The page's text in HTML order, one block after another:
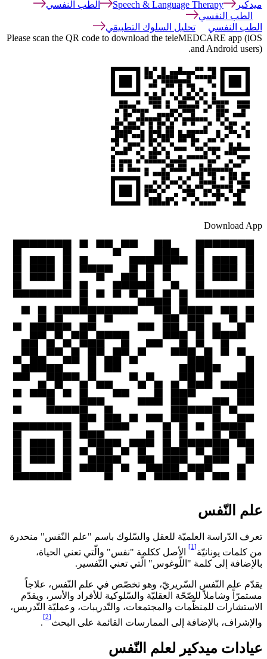
ميدكير
Speech & Language Therapy
الطب النفسي
الطب النفسي
الطب النفسي
تحليل السلوك التطبيقي
Please scan the QR code to download the teleMEDCARE app (iOS
and Android users).
Download App
علم النّفس
تعرف الدّراسة العلميّة للعقل والسّلوك باسم "علم النّفس" منحدرة
من كلمات يونانيّة
[1]
الأصل ككلمة "نفس" والّتي تعني الحياة،
بالإضافة إلى كلمة "اللّوغوس" الّتي تعني التّفسير.
يقدّم علم النّفس السّريريّ، وهو تخصّص في علم النّفس، علاجاً
مستمرّاً وشاملاً للصّحّة العقليّة والسّلوكية للأفراد والأسر، ويقدّم
الاستشارات للمنظّمات والمجتمعات، والتّدريبات، وعمليّة التّدريس،
والإشراف، بالإضافة إلى الممارسات القائمة على البحث
[2]
.
عيادات ميدكير لعلم النّفس